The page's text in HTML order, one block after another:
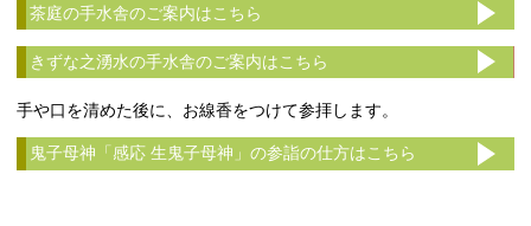
茶庭の手水舎のご案内はこちら
きずな之湧水の手水舎のご案内はこちら
手や口を清めた後に、お線香をつけて参拝します。
鬼子母神「感応 生鬼子母神」の参詣の仕方はこちら